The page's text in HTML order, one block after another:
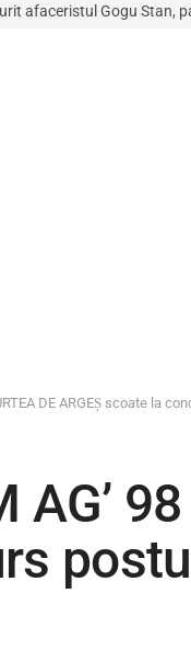
Stan, patronul hotelului
DE ARGEȘ scoate la
AG’